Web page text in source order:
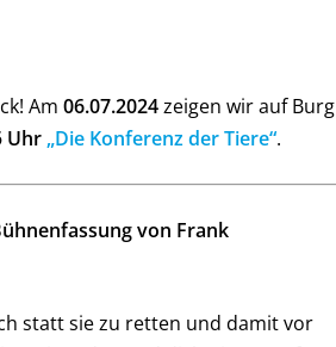
Am 06.07.2024zeigen wir auf Burg
Uhr „Die Konferenz der Tiere“.
von Frank
statt sie zu retten und damit vor